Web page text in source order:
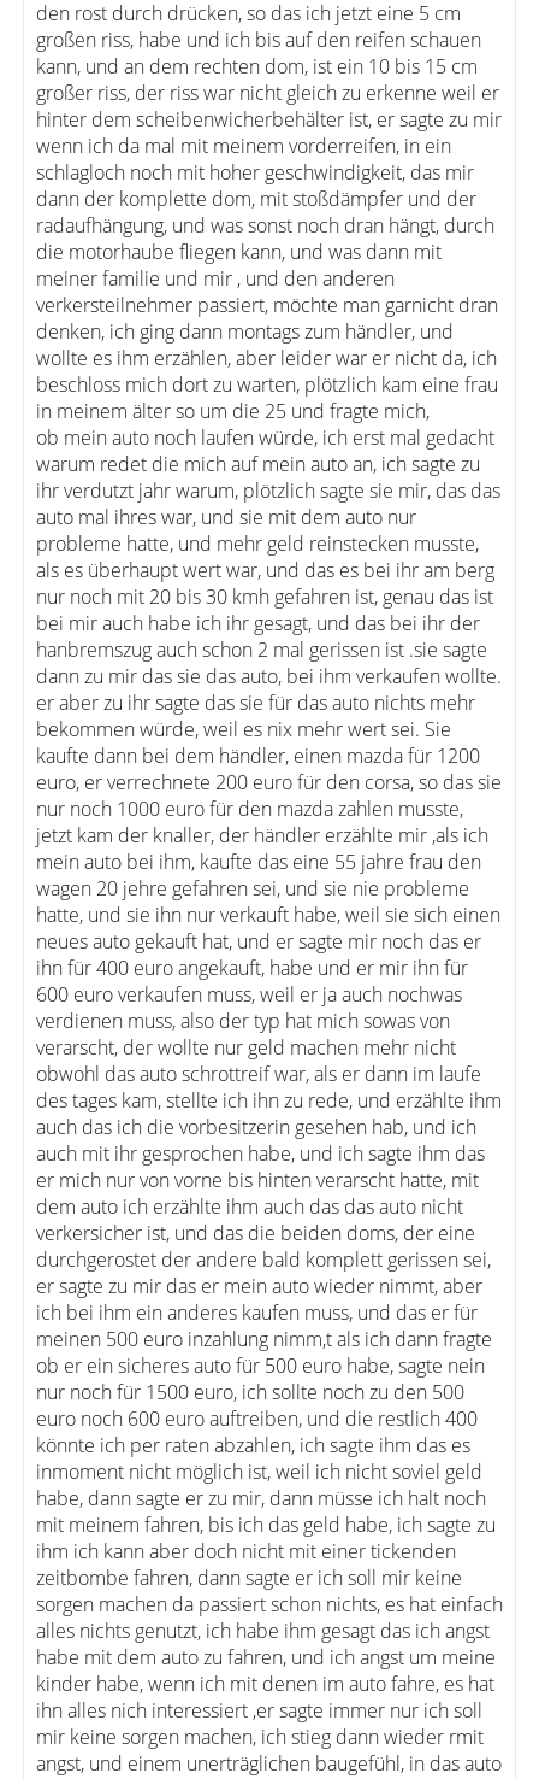
den rost durch drücken, so das ich jetzt eine 5 cm
großen riss, habe und ich bis auf den reifen schauen
kann, und an dem rechten dom, ist ein 10 bis 15 cm
großer riss, der riss war nicht gleich zu erkenne weil er
hinter dem scheibenwicherbehälter ist, er sagte zu mir
wenn ich da mal mit meinem vorderreifen, in ein
schlagloch noch mit hoher geschwindigkeit, das mir
dann der komplette dom, mit stoßdämpfer und der
radaufhängung, und was sonst noch dran hängt, durch
die motorhaube fliegen kann, und was dann mit
meiner familie und mir , und den anderen
verkersteilnehmer passiert, möchte man garnicht dran
denken, ich ging dann montags zum händler, und
wollte es ihm erzählen, aber leider war er nicht da, ich
beschloss mich dort zu warten, plötzlich kam eine frau
in meinem älter so um die 25 und fragte mich,
ob mein auto noch laufen würde, ich erst mal gedacht
warum redet die mich auf mein auto an, ich sagte zu
ihr verdutzt jahr warum, plötzlich sagte sie mir, das das
auto mal ihres war, und sie mit dem auto nur
probleme hatte, und mehr geld reinstecken musste,
als es überhaupt wert war, und das es bei ihr am berg
nur noch mit 20 bis 30 kmh gefahren ist, genau das ist
bei mir auch habe ich ihr gesagt, und das bei ihr der
hanbremszug auch schon 2 mal gerissen ist .sie sagte
dann zu mir das sie das auto, bei ihm verkaufen wollte.
er aber zu ihr sagte das sie für das auto nichts mehr
bekommen würde, weil es nix mehr wert sei. Sie
kaufte dann bei dem händler, einen mazda für 1200
euro, er verrechnete 200 euro für den corsa, so das sie
nur noch 1000 euro für den mazda zahlen musste,
jetzt kam der knaller, der händler erzählte mir ,als ich
mein auto bei ihm, kaufte das eine 55 jahre frau den
wagen 20 jehre gefahren sei, und sie nie probleme
hatte, und sie ihn nur verkauft habe, weil sie sich einen
neues auto gekauft hat, und er sagte mir noch das er
ihn für 400 euro angekauft, habe und er mir ihn für
600 euro verkaufen muss, weil er ja auch nochwas
verdienen muss, also der typ hat mich sowas von
verarscht, der wollte nur geld machen mehr nicht
obwohl das auto schrottreif war, als er dann im laufe
des tages kam, stellte ich ihn zu rede, und erzählte ihm
auch das ich die vorbesitzerin gesehen hab, und ich
auch mit ihr gesprochen habe, und ich sagte ihm das
er mich nur von vorne bis hinten verarscht hatte, mit
dem auto ich erzählte ihm auch das das auto nicht
verkersicher ist, und das die beiden doms, der eine
durchgerostet der andere bald komplett gerissen sei,
er sagte zu mir das er mein auto wieder nimmt, aber
ich bei ihm ein anderes kaufen muss, und das er für
meinen 500 euro inzahlung nimm,t als ich dann fragte
ob er ein sicheres auto für 500 euro habe, sagte nein
nur noch für 1500 euro, ich sollte noch zu den 500
euro noch 600 euro auftreiben, und die restlich 400
könnte ich per raten abzahlen, ich sagte ihm das es
inmoment nicht möglich ist, weil ich nicht soviel geld
habe, dann sagte er zu mir, dann müsse ich halt noch
mit meinem fahren, bis ich das geld habe, ich sagte zu
ihm ich kann aber doch nicht mit einer tickenden
zeitbombe fahren, dann sagte er ich soll mir keine
sorgen machen da passiert schon nichts, es hat einfach
alles nichts genutzt, ich habe ihm gesagt das ich angst
habe mit dem auto zu fahren, und ich angst um meine
kinder habe, wenn ich mit denen im auto fahre, es hat
ihn alles nich interessiert ,er sagte immer nur ich soll
mir keine sorgen machen, ich stieg dann wieder rmit
angst, und einem unerträglichen baugefühl, in das auto